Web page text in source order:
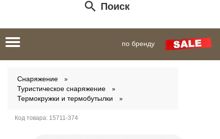
Поиск
Toggle
navigation
по бренду
Снаряжение
Туристическое снаряжение
Термокружки и термобутылки
Код товара: 15711-374